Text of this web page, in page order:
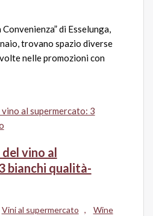
di Esselunga,
trovano spazio diverse
nelle promozioni con
vino al
bianchi qualità-
Vini al supermercato ,
Wine